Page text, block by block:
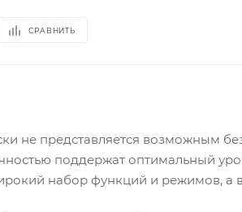
СРАВНИТЬ
не представляется возможным
поддержат оптимальный
набор функций и режимов, а